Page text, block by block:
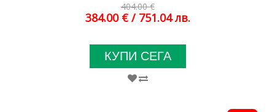
404.00 €
384.00 € / 751.04 лв.
КУПИ СЕГА